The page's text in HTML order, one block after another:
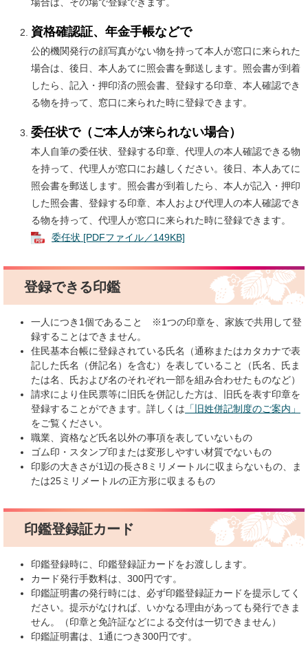
資格確認証、年金手帳などで
公的機関発行の顔写真がない物を持って本人が窓口に来られた
場合は、後日、本人あてに照会書を郵送します。照会書が到着
したら、記入・押印済の照会書、登録する印章、本人確認でき
る物を持って、窓口に来られた時に登録できます。
委任状で（ご本人が来られない場合）
本人自筆の委任状、登録する印章、代理人の本人確認できる物
を持って、代理人が窓口にお越しください。後日、本人あてに
照会書を郵送します。照会書が到着したら、本人が記入・押印
した照会書、登録する印章、本人および代理人の本人確認でき
る物を持って、代理人が窓口に来られた時に登録できます。
委任状 [PDFファイル／149KB]
登録できる印鑑
一人につき1個であること
※1つの印章を、家族で共用して登
録することはできません。
住民基本台帳に登録されている氏名（通称またはカタカナで表
記した氏名（併記名）を含む）を表していること（氏名、氏ま
たは名、氏および名のそれぞれ一部を組み合わせたものなど）
請求により住民票等に旧氏を併記した方は、旧氏を表す印章を
登録することができます。詳しくは 「旧姓併記制度のご案内」
をご覧ください。
職業、資格など氏名以外の事項を表していないもの
ゴム印・スタンプ印または変形しやすい材質でないもの
印影の大きさが1辺の長さ8ミリメートルに収まらないもの、ま
たは25ミリメートルの正方形に収まるもの
印鑑登録証カード
印鑑登録時に、印鑑登録証カードをお渡しします。
カード発行手数料は、300円です。
印鑑証明書の発行時には、必ず印鑑登録証カードを提示してく
ださい。提示がなければ、いかなる理由があっても発行できま
せん。（印章と免許証などによる交付は一切できません）
印鑑証明書は、1通につき300円です。